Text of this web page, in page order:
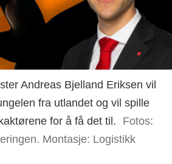
Andreas Bjelland Eriksen vil
fra utlandet og vil spille
for å få det til.
Fotos:
Montasje: Logistikk